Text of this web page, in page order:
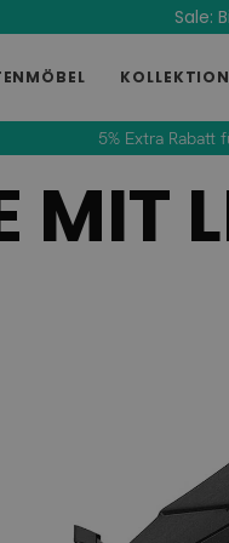
Sale:
5% Extra Rabatt
MIT